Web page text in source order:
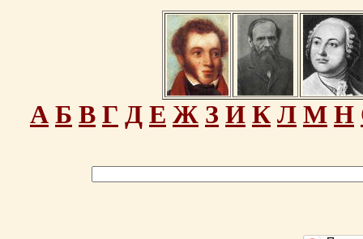
А Б В Г Д Е Ж З И К Л М Н